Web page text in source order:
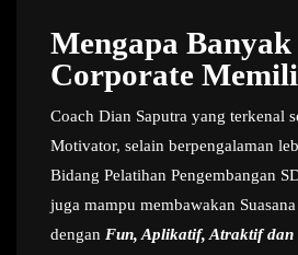
Mengapa Banyak
Corporate
Coach Dian Saputra yang terkenal
Motivator, selain berpengalaman
Bidang Pelatihan Pengembangan
juga mampu membawakan
dengan Fun, Aplikatif, Atraktif dan